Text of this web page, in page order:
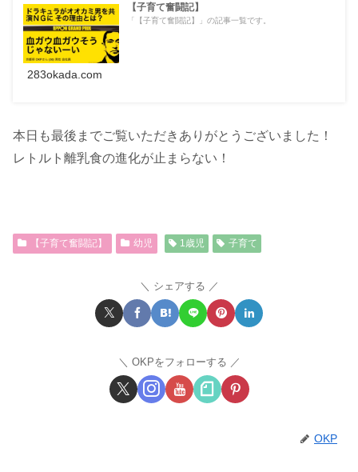
【子育て奮闘記】
「【子育て奮闘記】」の記事一覧です。
283okada.com
本日も最後までご覧いただきありがとうございました！
レトルト離乳食の進化が止まらない！
【子育て奮闘記】 幼児 1歳児 子育て
シェアする
OKPをフォローする
OKP